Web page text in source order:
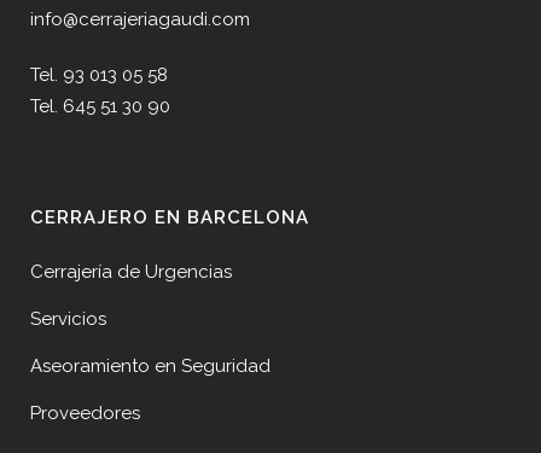
info@cerrajeriagaudi.com
Tel. 93 013 05 58
Tel. 645 51 30 90
CERRAJERO EN BARCELONA
Cerrajería de Urgencias
Servicios
Aseoramiento en Seguridad
Proveedores